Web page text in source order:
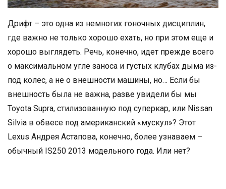
Дрифт – это одна из немногих гоночных дисциплин,
где важно не только хорошо ехать, но при этом еще и
хорошо выглядеть. Речь, конечно, идет прежде всего
о максимальном угле заноса и густых клубах дыма из-
под колес, а не о внешности машины, но… Если бы
внешность была не важна, разве увидели бы мы
Toyota Supra, стилизованную под суперкар, или Nissan
Silvia в обвесе под американский «мускул»? Этот
Lexus Андрея Астапова, конечно, более узнаваем –
обычный IS250 2013 модельного года. Или нет?